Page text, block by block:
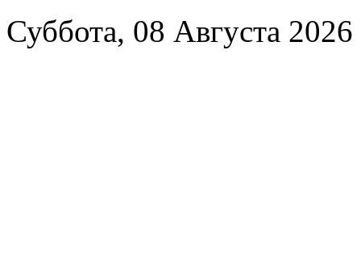
Суббота, 08 Августа 2026